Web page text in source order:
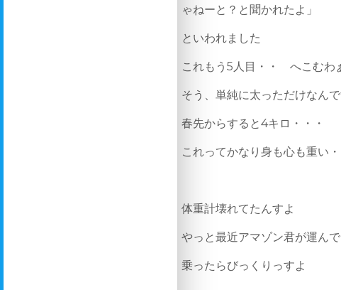
ゃねーと？と聞かれたよ」
といわれました
これもう5人目・・ へこむわ
そう、単純に太っただけなん
春先からすると4キロ・・・
これってかなり身も心も重い・
体重計壊れてたんすよ
やっと最近アマゾン君が運ん
乗ったらびっくりっすよ